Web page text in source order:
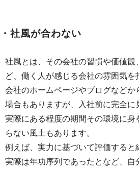
・社風が合わない
社風とは、その会社の習慣や価値観
ど、働く人が感じる会社の雰囲気を
会社のホームページやブログなどか
場合もありますが、入社前に完全に
実際にある程度の期間その環境に身
らない風土もあります。
例えば、実力に基づいて評価すると
実際は年功序列であったとなど、自